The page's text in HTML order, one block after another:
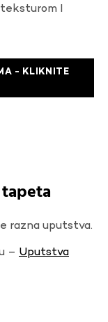
I
- KLIKNITE
razna uputstva.
– Uputstva